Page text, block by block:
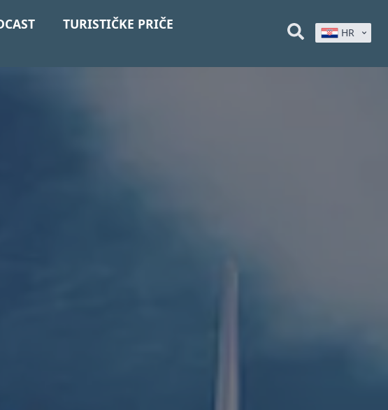
TURISTIČKE PRIČE
HR